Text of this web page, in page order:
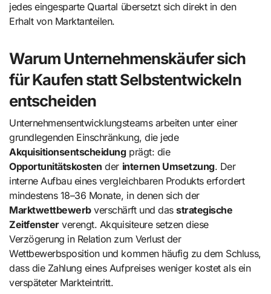
jedes eingesparte Quartal übersetzt sich direkt in den
Erhalt von Marktanteilen.
Warum Unternehmenskäufer sich
für Kaufen statt Selbstentwickeln
entscheiden
Unternehmensentwicklungsteams arbeiten unter einer
grundlegenden Einschränkung, die jede
Akquisitionsentscheidungprägt: die
Opportunitätskosten der internen Umsetzung. Der
interne Aufbau eines vergleichbaren Produkts erfordert
mindestens 18–36 Monate, in denen sich der
Marktwettbewerbverschärft und dasstrategische
Zeitfensterverengt. Akquisiteure setzen diese
Verzögerung in Relation zum Verlust der
Wettbewerbsposition und kommen häufig zu dem Schluss,
dass die Zahlung eines Aufpreises weniger kostet als ein
verspäteter Markteintritt.